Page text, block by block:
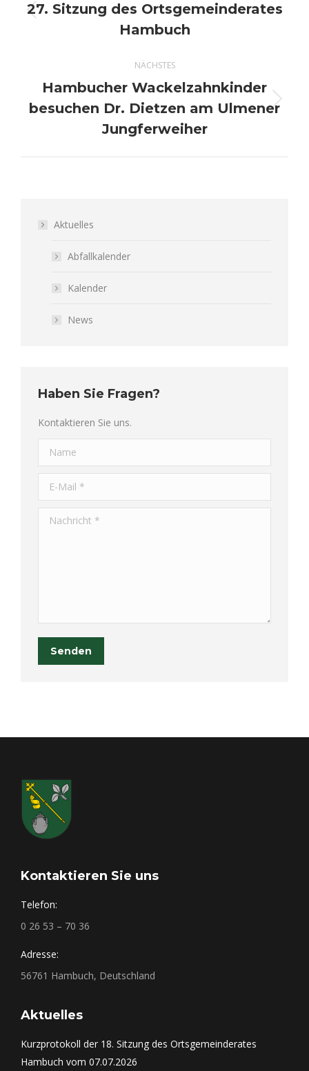
Vorheriger
Beitrag:
27. Sitzung des Ortsgemeinderates
Hambuch
NÄCHSTES
Nächster
Beitrag:
Hambucher Wackelzahnkinder
besuchen Dr. Dietzen am Ulmener
Jungferweiher
Aktuelles
Abfallkalender
Kalender
News
Haben Sie Fragen?
Kontaktieren Sie uns.
Name
E-Mail *
Nachricht *
Senden
Kontaktieren Sie uns
Telefon:
0 26 53 – 70 36
Adresse:
56761 Hambuch, Deutschland
Aktuelles
Kurzprotokoll der 18. Sitzung des Ortsgemeinderates
Hambuch vom 07.07.2026